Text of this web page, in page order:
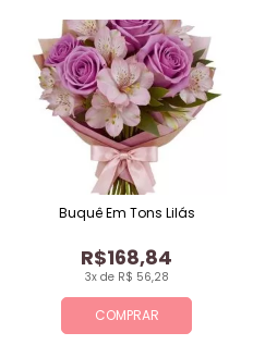
COMPRAR
3x de R$ 56,28
R$168,84
Buquê Em Tons Lilás